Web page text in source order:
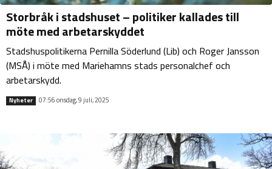
Storbråk i stadshuset – politiker kallades till
möte med arbetarskyddet
Stadshuspolitikerna Pernilla Söderlund (Lib) och Roger Jansson
(MSÅ) i möte med Mariehamns stads personalchef och
arbetarskydd.
Nyheter 07:56 onsdag, 9 juli, 2025